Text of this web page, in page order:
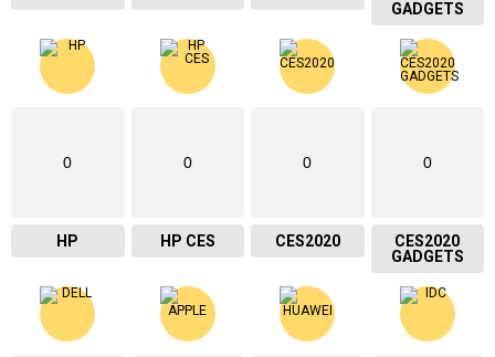
GADGETS
0
HP
0
HP CES
0
CES2020
0
CES2020
GADGETS